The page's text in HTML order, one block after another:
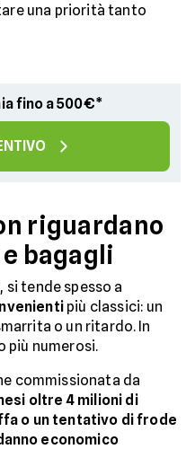
una priorità tanto
fino a 500€*
riguardano
bagagli
si tende spesso a
più classici: un
o un ritardo. In
più numerosi.
commissionata da
oltre 4 milioni di
o un tentativo di frode
economico